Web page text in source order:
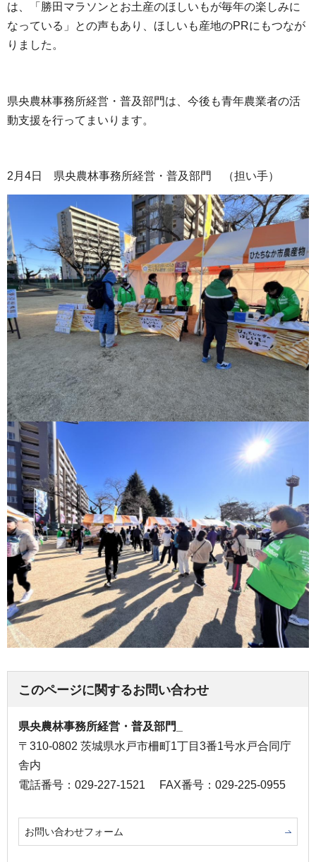
は、「勝田マラソンとお土産のほしいもが毎年の楽しみに
なっている」との声もあり、ほしいも産地のPRにもつなが
りました。
県央農林事務所経営・普及部門は、今後も青年農業者の活
動支援を行ってまいります。
2月4日 県央農林事務所経営・普及部門 （担い手）
このページに関するお問い合わせ
県央農林事務所経営・普及部門_
〒310-0802 茨城県水戸市柵町1丁目3番1号水戸合同庁
舎内
電話番号：029-227-1521
FAX番号：029-225-0955
お問い合わせフォーム